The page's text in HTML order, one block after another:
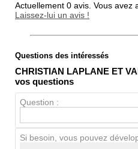
Actuellement 0 avis. Vous avez
Laissez-lui un avis !
Note globale
Propreté
Chien / chat
Questions des intéressés
CHRISTIAN LAPLANE ET
vos questions
Question :
Si besoin, vous pouvez